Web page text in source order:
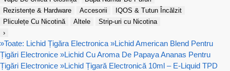
Rezistențe & Hardware
Accesorii
IQOS & Tutun Încălzit
Pliculețe Cu Nicotină
Altele
Strip-uri cu Nicotina
›
»Toate: Lichid Țigăra Electronica »Lichid American Blend Pentru
Țigări Electronice »Lichid Cu Aroma De Papaya Ananas Pentru
Țigări Electronice »Lichid Țigară Electronică 10ml – E-Liquid TPD